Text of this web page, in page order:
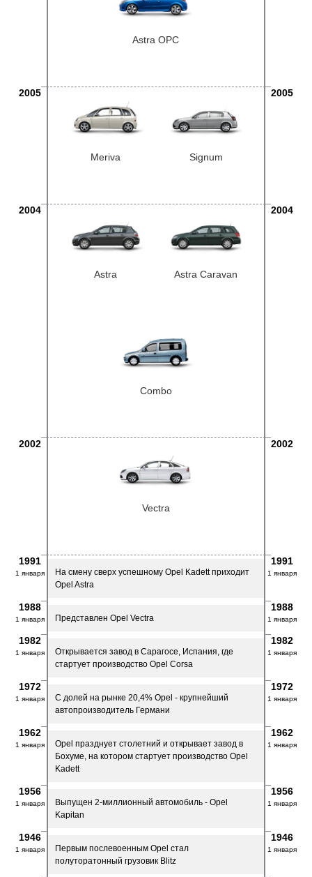
Astra OPC
2005 2005
Meriva Signum
2004 2004
Astra Astra Caravan
Combo
2002 2002
Vectra
1991 1991
1 января 1 января
На смену сверх успешному Opel Kadett приходит
Opel Astra
1988 1988
1 января 1 января
Представлен Opel Vectra
1982 1982
1 января 1 января
Открывается завод в Сарагосе, Испания, где
стартует производство Opel Corsa
1972 1972
1 января 1 января
C долей на рынке 20,4% Opel - крупнейший
автопроизводитель Германи
1962 1962
1 января 1 января
Opel празднует столетний и открывает завод в
Бохуме, на котором стартует производство Opel
Kadett
1956 1956
1 января 1 января
Выпущен 2-миллионный автомобиль - Opel
Kapitan
1946 1946
1 января 1 января
Первым послевоенным Opel стал
полуторатонный грузовик Blitz